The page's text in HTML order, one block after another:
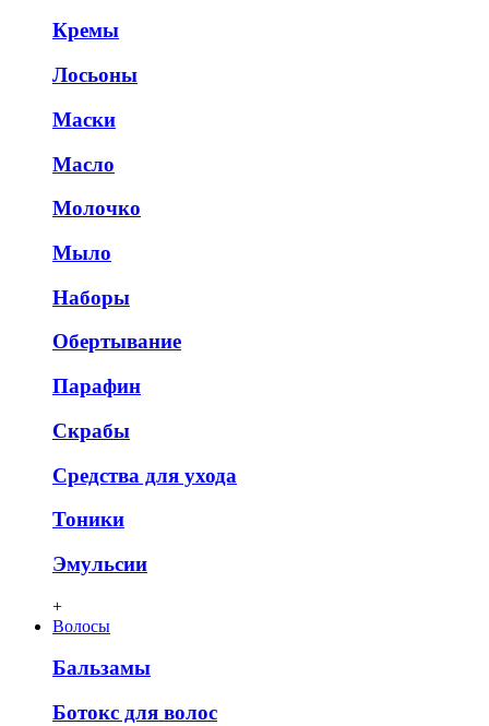
Кремы
Лосьоны
Маски
Масло
Молочко
Мыло
Наборы
Обертывание
Парафин
Скрабы
Средства для ухода
Тоники
Эмульсии
+
Волосы
Бальзамы
Ботокс для волос